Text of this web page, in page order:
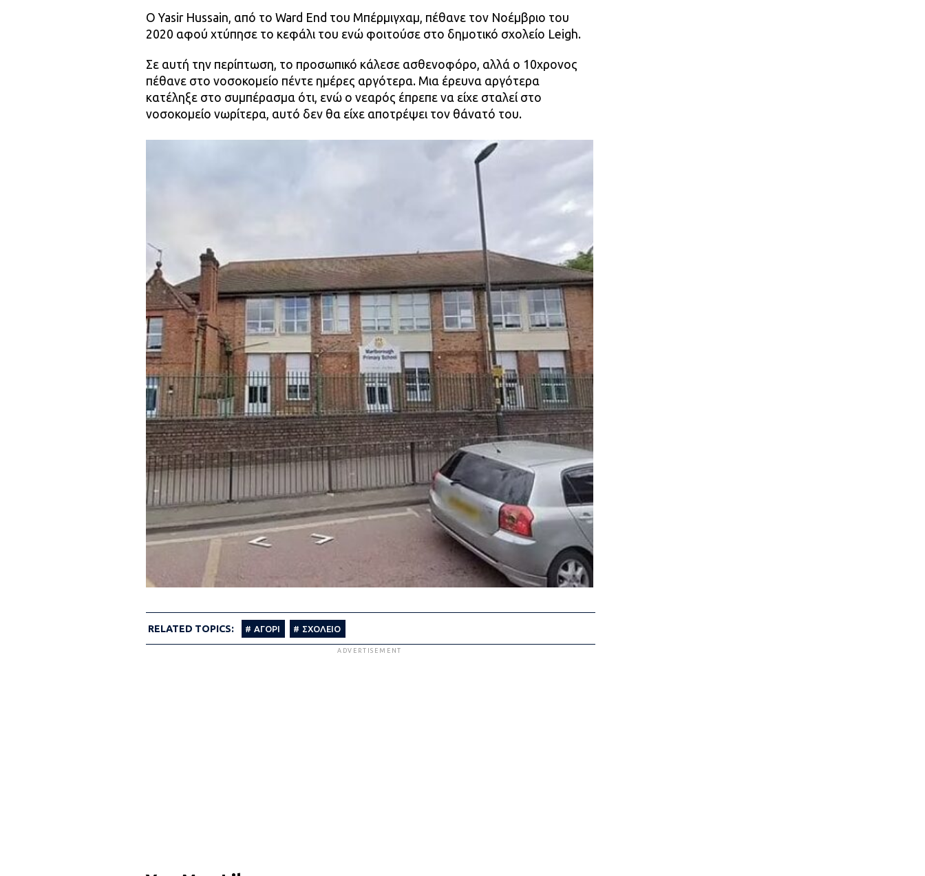
Ο Yasir Hussain, από το Ward End του Μπέρμιγχαμ, πέθανε τον Νοέμβριο του
2020 αφού χτύπησε το κεφάλι του ενώ φοιτούσε στο δημοτικό σχολείο Leigh.
Σε αυτή την περίπτωση, το προσωπικό κάλεσε ασθενοφόρο, αλλά ο 10χρονος
πέθανε στο νοσοκομείο πέντε ημέρες αργότερα. Μια έρευνα αργότερα
κατέληξε στο συμπέρασμα ότι, ενώ ο νεαρός έπρεπε να είχε σταλεί στο
νοσοκομείο νωρίτερα, αυτό δεν θα είχε αποτρέψει τον θάνατό του.
RELATED TOPICS: ΑΓΟΡΙ ΣΧΟΛΕΙΟ
ADVERTISEMENT